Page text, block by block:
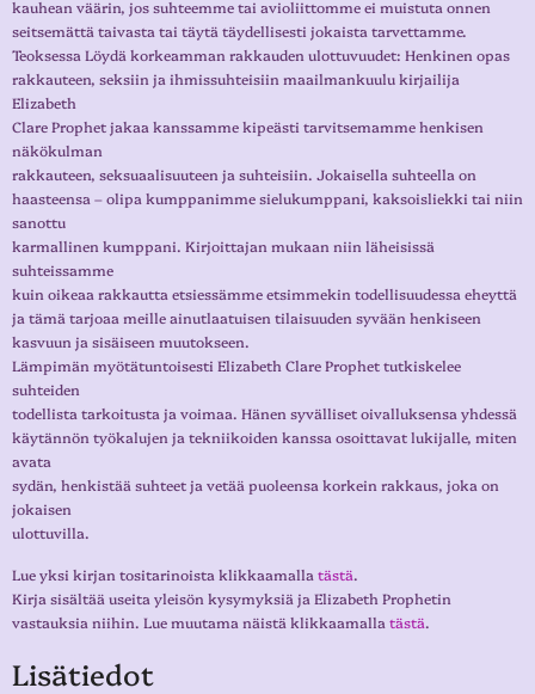
kauhean väärin, jos suhteemme tai avioliittomme ei muistuta onnen
seitsemättä taivasta tai täytä täydellisesti jokaista tarvettamme.
Teoksessa Löydä korkeamman rakkauden ulottuvuudet: Henkinen opas
rakkauteen, seksiin ja ihmissuhteisiin maailmankuulu kirjailija
Elizabeth
Clare Prophet jakaa kanssamme kipeästi tarvitsemamme henkisen
näkökulman
rakkauteen, seksuaalisuuteen ja suhteisiin. Jokaisella suhteella on
haasteensa – olipa kumppanimme sielukumppani, kaksoisliekki tai niin
sanottu
karmallinen kumppani. Kirjoittajan mukaan niin läheisissä
suhteissamme
kuin oikeaa rakkautta etsiessämme etsimmekin todellisuudessa eheyttä
ja tämä tarjoaa meille ainutlaatuisen tilaisuuden syvään henkiseen
kasvuun ja sisäiseen muutokseen.
Lämpimän myötätuntoisesti Elizabeth Clare Prophet tutkiskelee
suhteiden
todellista tarkoitusta ja voimaa. Hänen syvälliset oivalluksensa yhdessä
käytännön työkalujen ja tekniikoiden kanssa osoittavat lukijalle, miten
avata
sydän, henkistää suhteet ja vetää puoleensa korkein rakkaus, joka on
jokaisen
ulottuvilla.
Lue yksi kirjan tositarinoista klikkaamalla tästä.
Kirja sisältää useita yleisön kysymyksiä ja Elizabeth Prophetin
vastauksia niihin. Lue muutama näistä klikkaamalla tästä.
Lisätiedot